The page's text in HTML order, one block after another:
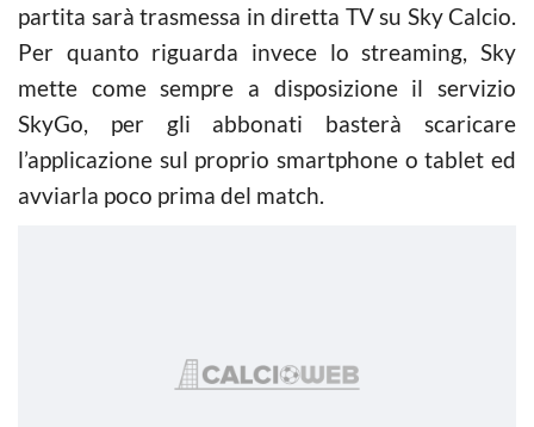
partita sarà trasmessa in diretta TV su Sky Calcio.
Per quanto riguarda invece lo streaming, Sky
mette come sempre a disposizione il servizio
SkyGo, per gli abbonati basterà scaricare
l’applicazione sul proprio smartphone o tablet ed
avviarla poco prima del match.